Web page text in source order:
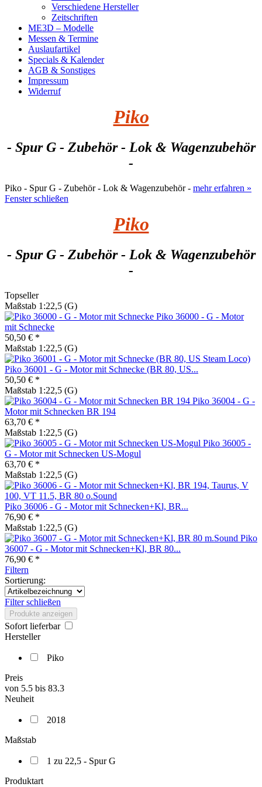
Verschiedene Hersteller
Zeitschriften
ME3D – Modelle
Messen & Termine
Auslaufartikel
Specials & Kalender
AGB & Sonstiges
Impressum
Widerruf
Piko
- Spur G - Zubehör - Lok & Wagenzubehör
-
Piko - Spur G - Zubehör - Lok & Wagenzubehör - mehr erfahren »
Fenster schließen
Piko
- Spur G - Zubehör - Lok & Wagenzubehör
-
Topseller
Maßstab 1:22,5 (G)
Piko 36000 - G - Motor
mit Schnecke
50,50 € *
Maßstab 1:22,5 (G)
Piko 36001 - G - Motor mit Schnecke (BR 80, US...
50,50 € *
Maßstab 1:22,5 (G)
Piko 36004 - G -
Motor mit Schnecken BR 194
63,70 € *
Maßstab 1:22,5 (G)
Piko 36005 -
G - Motor mit Schnecken US-Mogul
63,70 € *
Maßstab 1:22,5 (G)
Piko 36006 - G - Motor mit Schnecken+Kl, BR...
76,90 € *
Maßstab 1:22,5 (G)
Piko
36007 - G - Motor mit Schnecken+Kl, BR 80...
76,90 € *
Filtern
Sortierung:
Filter schließen
Produkte anzeigen
Sofort lieferbar
Hersteller
Piko
Preis
von 5.5 bis 83.3
Neuheit
2018
Maßstab
1 zu 22,5 - Spur G
Produktart